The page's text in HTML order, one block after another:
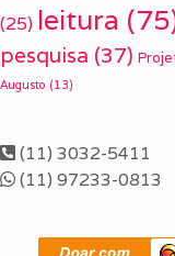
(25) leitura
pesquisa (37)
Augusto (13)
(11) 3032-5411
(11) 97233-0813